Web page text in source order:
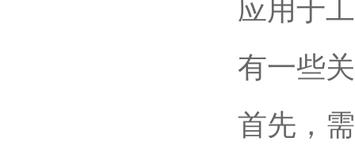
应用于
有一些
首先，